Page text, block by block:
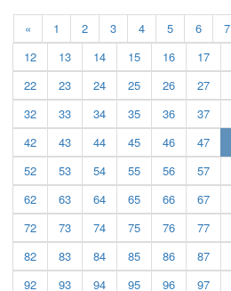
« 1 2 3 4 5 6 7
12
13 14 15 16 17
22
23 24 25 26 27
32
33 34 35 36 37
42
43 44 45 46 47
52
53 54 55 56 57
62
63 64 65 66 67
72
73 74 75 76 77
82
83 84 85 86 87
92
93 94 95 96 97